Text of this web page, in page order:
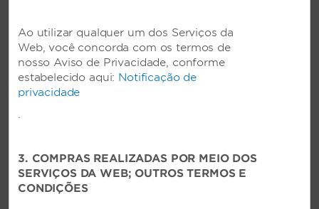
Ao utilizar qualquer um dos Serviços da
Web, você concorda com os termos de
nosso Aviso de Privacidade, conforme
estabelecido aqui: Notificação de
privacidade
.
3. COMPRAS REALIZADAS POR MEIO DOS
SERVIÇOS DA WEB; OUTROS TERMOS E
CONDIÇÕES